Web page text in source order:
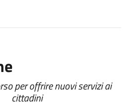
per offrire nuovi servizi ai
cittadini